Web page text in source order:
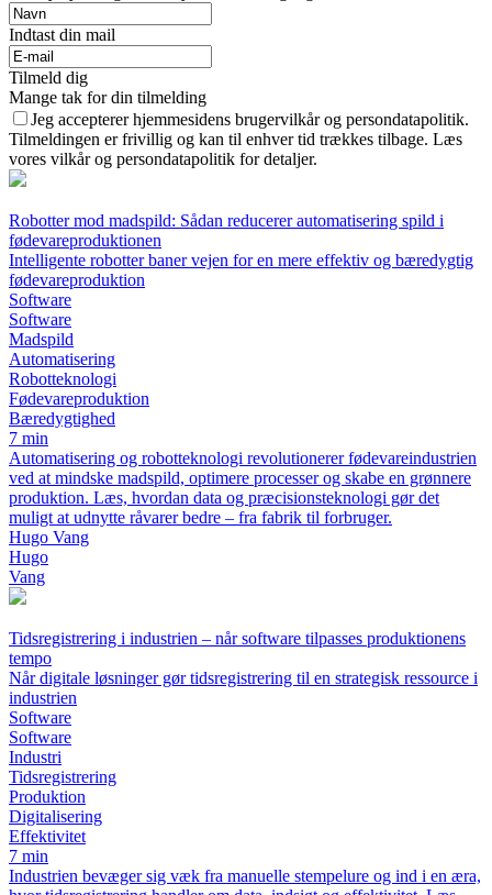
Indtast din mail
Tilmeld dig
Mange tak for din tilmelding
Jeg accepterer hjemmesidens brugervilkår og persondatapolitik.
Tilmeldingen er frivillig og kan til enhver tid trækkes tilbage. Læs
vores vilkår og persondatapolitik for detaljer.
Robotter mod madspild: Sådan reducerer automatisering spild i
fødevareproduktionen
Intelligente robotter baner vejen for en mere effektiv og bæredygtig
fødevareproduktion
Software
Software
Madspild
Automatisering
Robotteknologi
Fødevareproduktion
Bæredygtighed
7 min
Automatisering og robotteknologi revolutionerer fødevareindustrien
ved at mindske madspild, optimere processer og skabe en grønnere
produktion. Læs, hvordan data og præcisionsteknologi gør det
muligt at udnytte råvarer bedre – fra fabrik til forbruger.
Hugo Vang
Hugo
Vang
Tidsregistrering i industrien – når software tilpasses produktionens
tempo
Når digitale løsninger gør tidsregistrering til en strategisk ressource i
industrien
Software
Software
Industri
Tidsregistrering
Produktion
Digitalisering
Effektivitet
7 min
Industrien bevæger sig væk fra manuelle stempelure og ind i en æra,